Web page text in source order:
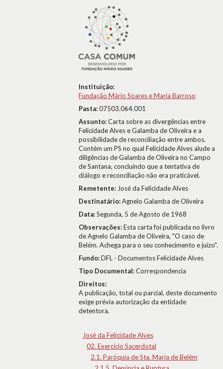
Instituição:
Fundação Mário Soares e Maria Barroso
Pasta:07503.064.001
Assunto:Carta sobre as divergências entre
Felicidade Alves e Galamba de Oliveira e a
possibilidade de reconciliação entre ambos.
Contém um PS no qual Felicidade Alves alude a
diligências de Galamba de Oliveira no Campo
de Santana, concluindo que a tentativa de
diálogo e reconciliação não era praticável.
Remetente: José da Felicidade Alves
Destinatário:Agnelo Galamba de Oliveira
Data:Segunda, 5 de Agosto de 1968
Observações:Esta carta foi publicada no livro
de Agnelo Galamba de Oliveira, "O caso de
Belém. Achega para o seu conhecimento e juízo".
Fundo:DFL - Documentos Felicidade Alves
Tipo Documental:Correspondencia
Direitos:
A publicação, total ou parcial, deste documento
exige prévia autorização da entidade
detentora.
José da Felicidade Alves
02. Exercício Sacerdotal
2.1. Paróquia de Sta. Maria de Belém